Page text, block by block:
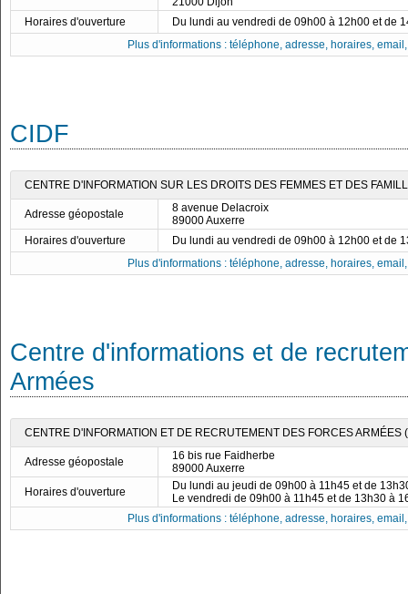
Horaires d'ouverture
Du lundi au vendredi de 09h00 à 12h00 et de
Plus d'informations : téléphone, adresse, horaires,
CIDF
CENTRE D'INFORMATION SUR LES DROITS DES FEMMES ET DES
Adresse géopostale
8 avenue Delacroix
89000 Auxerre
Horaires d'ouverture
Du lundi au vendredi de 09h00 à 12h00 et de
Plus d'informations : téléphone, adresse, horaires,
Centre d'informations et de
Armées
CENTRE D'INFORMATION ET DE RECRUTEMENT DES FORCES ARMÉES
Adresse géopostale
16 bis rue Faidherbe
89000 Auxerre
Horaires d'ouverture
Du lundi au jeudi de 09h00 à 11h45 et de
Le vendredi de 09h00 à 11h45 et de 13h30 à
Plus d'informations : téléphone, adresse, horaires,